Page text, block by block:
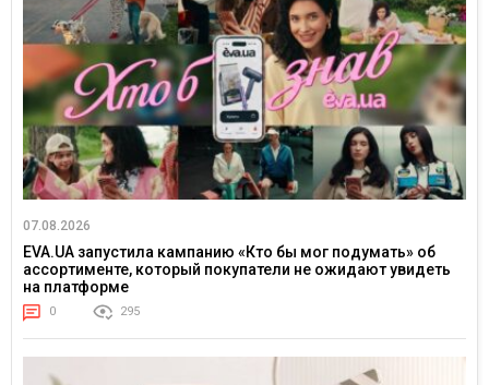
07.08.2026
EVA.UA запустила кампанию «Кто бы мог подумать» об
ассортименте, который покупатели не ожидают увидеть
на платформе
0 295